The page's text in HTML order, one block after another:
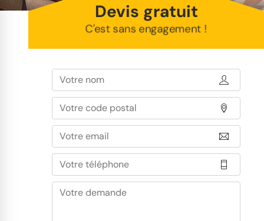
Devis gratuit
C'est sans engagement !